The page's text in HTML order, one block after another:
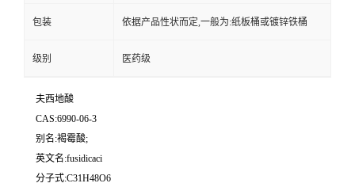
包装 依据产品性状而定,一般为:纸板桶或镀锌铁桶
级别 医药级
夫西地酸
CAS:6990-06-3
别名:褐霉酸;
英文名:fusidicaci
分子式:C31H48O6